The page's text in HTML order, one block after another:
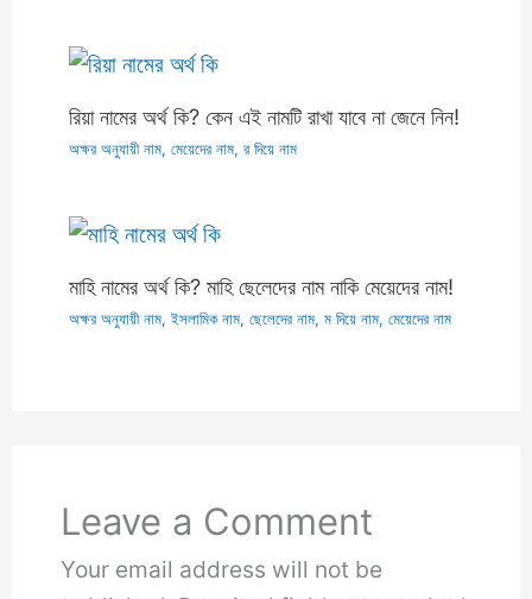
রিয়া নামের অর্থ কি? কেন এই নামটি রাখা যাবে না জেনে নিন!
অক্ষর অনুযায়ী নাম,মেয়েদের নাম,র দিয়ে নাম
মাহি নামের অর্থ কি? মাহি ছেলেদের নাম নাকি মেয়েদের নাম!
অক্ষর অনুযায়ী নাম,ইসলামিক নাম,ছেলেদের নাম,ম দিয়ে নাম,মেয়েদের নাম
Leave a Comment
Your email address will not be